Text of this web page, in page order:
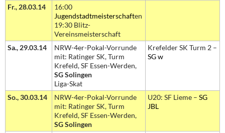
Fr., 28.03.14
16:00
Jugendstadtmeisterschaften
19:30 Blitz-
Vereinsmeisterschaft
Sa., 29.03.14
NRW-4er-Pokal-Vorrunde
mit: Ratinger SK, Turm
Krefeld, SF Essen-Werden,
SG Solingen
Liga-Skat
Krefelder SK Turm 2 –
SG w
So., 30.03.14
NRW-4er-Pokal-Vorrunde
mit: Ratinger SK, Turm
Krefeld, SF Essen-Werden,
SG Solingen
U20: SF Lieme – SG
JBL